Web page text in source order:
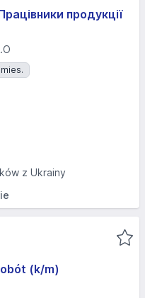
продукції
z Ukrainy
(k/m)